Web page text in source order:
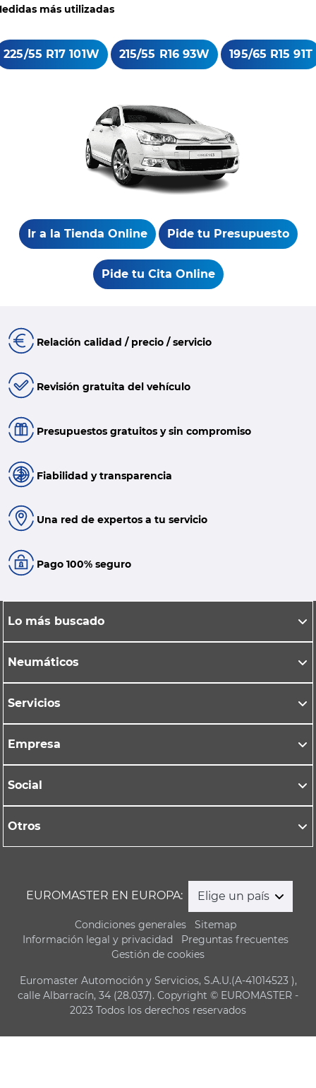
más utilizadas
225/55 R17 101W 215/55 R16 93W 195/65 R15 91T
Ir a la Tienda Online Pide tu Presupuesto
Pide tu Cita Online
Relación calidad / precio / servicio
Revisión gratuita del vehículo
Presupuestos gratuitos y sin compromiso
Fiabilidad y transparencia
Una red de expertos a tu servicio
Pago 100% seguro
Lo más buscado
Neumáticos
Servicios
Empresa
Social
Otros
EUROMASTER EN EUROPA: Elige un país
Condiciones generales
Sitemap
Información legal y privacidad
Preguntas frecuentes
Gestión de cookies
Euromaster Automoción y Servicios, S.A.U.(A-41014523 ),
calle Albarracín, 34 (28.037). Copyright © EUROMASTER -
2023 Todos los derechos reservados